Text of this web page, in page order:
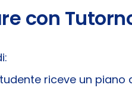
con
riceve un